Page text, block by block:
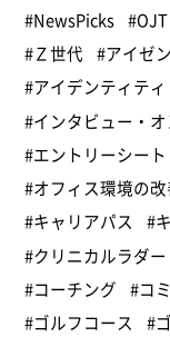
#NewsPicks #OJT
#Ｚ世代
#アイゼ
#アイデンティティ
#インタビュー・
#エントリーシート
#オフィス環境の改
#キャリアパス
#
#クリニカルラダー
#コーチング
#コ
#ゴルフコース
#